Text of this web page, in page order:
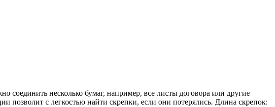
соединить несколько бумаг, например, все листы договора или другие
позволит с легкостью найти скрепки, если они потерялись. Длина скрепок: